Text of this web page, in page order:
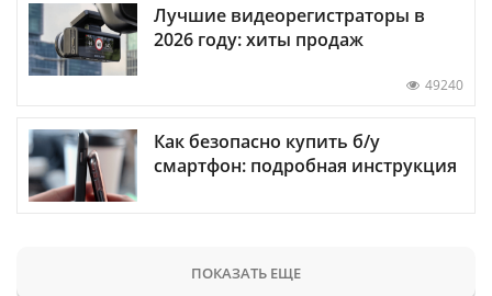
Лучшие видеорегистраторы в
2026 году: хиты продаж
49240
Как безопасно купить б/у
смартфон: подробная инструкция
ПОКАЗАТЬ ЕЩЕ